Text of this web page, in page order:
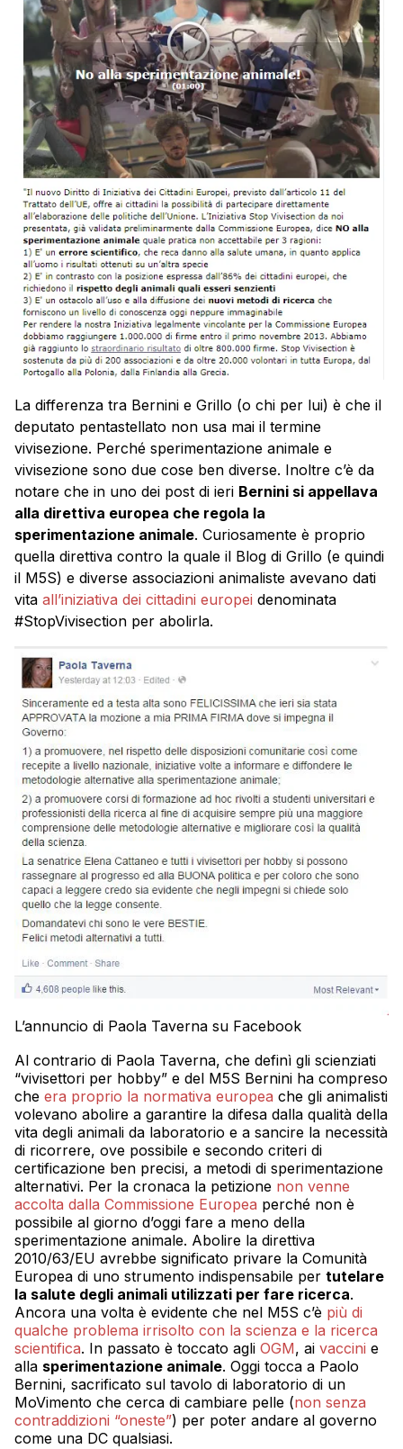
La differenza tra Bernini e Grillo (o chi per lui) è che il
deputato pentastellato non usa mai il termine
vivisezione. Perché sperimentazione animale e
vivisezione sono due cose ben diverse. Inoltre c’è da
notare che in uno dei post di ieri Bernini si appellava
alla direttiva europea che regola la
sperimentazione animale. Curiosamente è proprio
quella direttiva contro la quale il Blog di Grillo (e quindi
il M5S) e diverse associazioni animaliste avevano dati
vita all’iniziativa dei cittadini europei denominata
#StopVivisection per abolirla.
L’annuncio di Paola Taverna su Facebook
Al contrario di Paola Taverna, che definì gli scienziati
“vivisettori per hobby” e del M5S Bernini ha compreso
che era proprio la normativa europea che gli animalisti
volevano abolire a garantire la difesa dalla qualità della
vita degli animali da laboratorio e a sancire la necessità
di ricorrere, ove possibile e secondo criteri di
certificazione ben precisi, a metodi di sperimentazione
alternativi. Per la cronaca la petizione non venne
accolta dalla Commissione Europea perché non è
possibile al giorno d’oggi fare a meno della
sperimentazione animale. Abolire la direttiva
2010/63/EU avrebbe significato privare la Comunità
Europea di uno strumento indispensabile per tutelare
la salute degli animali utilizzati per fare ricerca.
Ancora una volta è evidente che nel M5S c’è più di
qualche problema irrisolto con la scienza e la ricerca
scientifica. In passato è toccato agli OGM, ai vaccini e
alla sperimentazione animale. Oggi tocca a Paolo
Bernini, sacrificato sul tavolo di laboratorio di un
MoVimento che cerca di cambiare pelle (non senza
contraddizioni “oneste”) per poter andare al governo
come una DC qualsiasi.